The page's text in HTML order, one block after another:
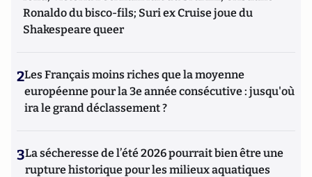
Ronaldo du bisco-fils; Suri ex Cruise joue du
Shakespeare queer
2Les Français moins riches que la moyenne
européenne pour la 3e année consécutive : jusqu'où
ira le grand déclassement ?
3La sécheresse de l’été 2026 pourrait bien être une
rupture historique pour les milieux aquatiques